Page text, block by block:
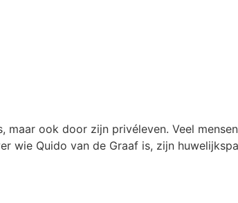
ook door zijn privéleven. Veel
wie Quido van de Graaf is, zijn